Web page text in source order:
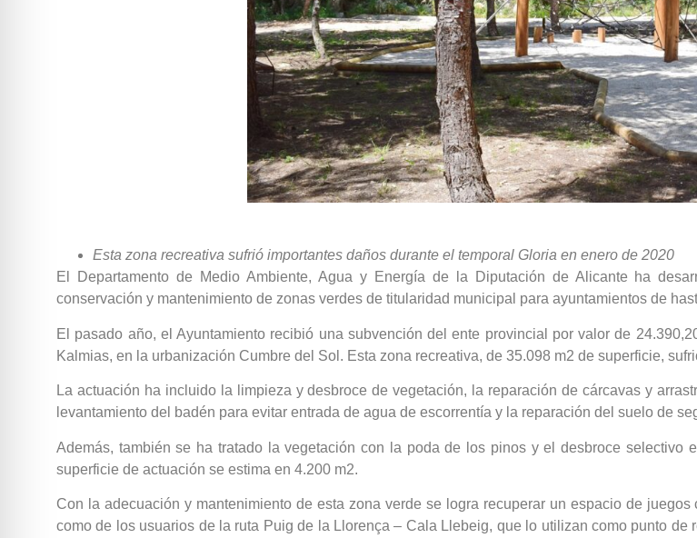
Esta zona recreativa sufrió importantes daños durante el temporal Gloria en enero de 2020
El Departamento de Medio Ambiente, Agua y Energía de la Diputación de Alicante ha
conservación y mantenimiento de zonas verdes de titularidad municipal para ayuntamientos de
El pasado año, el Ayuntamiento recibió una subvención del ente provincial por valor de
Kalmias, en la urbanización Cumbre del Sol. Esta zona recreativa, de 35.098 m2 de superficie,
La actuación ha incluido la limpieza y desbroce de vegetación, la reparación de cárcavas y
levantamiento del badén para evitar entrada de agua de escorrentía y la reparación del suelo de
Además, también se ha tratado la vegetación con la poda de los pinos y el desbroce selectivo
superficie de actuación se estima en 4.200 m2.
Con la adecuación y mantenimiento de esta zona verde se logra recuperar un espacio de
como de los usuarios de la ruta Puig de la Llorença – Cala Llebeig, que lo utilizan como punto